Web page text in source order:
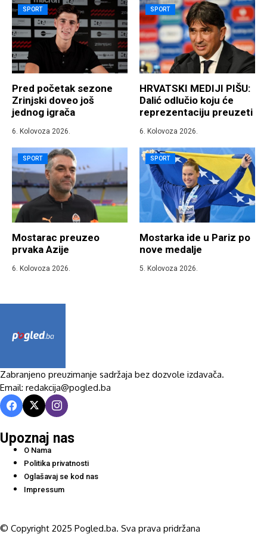
SPORT
Pred početak sezone
Zrinjski doveo još
jednog igrača
6. Kolovoza 2026.
SPORT
HRVATSKI MEDIJI PIŠU:
Dalić odlučio koju će
reprezentaciju preuzeti
6. Kolovoza 2026.
SPORT
Mostarac preuzeo
prvaka Azije
6. Kolovoza 2026.
SPORT
Mostarka ide u Pariz po
nove medalje
5. Kolovoza 2026.
Zabranjeno preuzimanje sadržaja bez dozvole izdavača.
Email: redakcija@pogled.ba
Upoznaj nas
O Nama
Politika privatnosti
Oglašavaj se kod nas
Impressum
© Copyright 2025 Pogled.ba. Sva prava pridržana